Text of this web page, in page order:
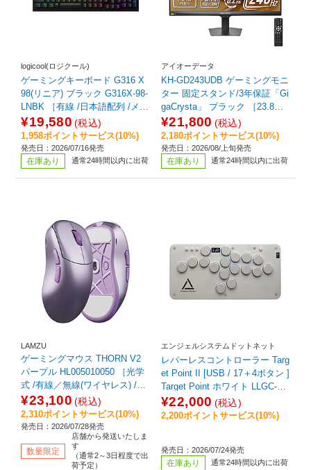
logicool(ロジクール)
ゲーミングキーボード G316 X
98(リニア) ブラック G316X-98-
LNBK ［有線 /日本語配列 /メカ
ニカル］
¥19,580 (税込)
1,958ポイントサービス(10%)
発売日：2026/07/16発売
在庫あり 通常24時間以内に出荷
アイオーデータ
KH-GD243UDB ゲーミングモニ
ター 固定スタンド/3年保証「Gi
gaCrysta」 ブラック ［23.8型 /
フルHD(1920×1080) /ワイド /24
0Hz］
¥21,800 (税込)
2,180ポイントサービス(10%)
発売日：2026/08/上旬発売
在庫あり 通常24時間以内に出荷
LAMZU
ゲーミングマウス THORN V2
パープル HL005010050 ［光学
式 /有線／無線(ワイヤレス) /6
ボタン /USB］
¥23,100 (税込)
2,310ポイントサービス(10%)
発売日：2026/07/28発売
数量限定
店舗から発送いたしま
す
（通常2～3日程度で出
荷予定）
エンジェルシステムドットネット
レバーレスコントローラー Targ
et Point II [USB / 17＋4ボタン ]
Target Point ホワイト LLGC-00
2 ［USB］
¥22,000 (税込)
2,200ポイントサービス(10%)
発売日：2026/07/24発売
在庫あり 通常24時間以内に出荷